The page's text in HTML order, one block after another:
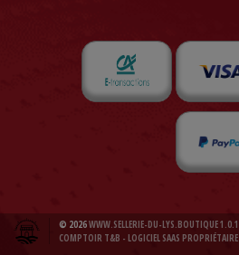
© 2026WWW.SELLERIE-DU-LYS.BOUTIQUE 1.0.1
COMPTOIR T&B - LOGICIEL SAAS PROPRIÉTAIRE